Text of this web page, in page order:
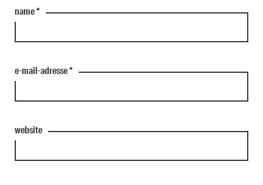
name*
e-mail-adresse*
website